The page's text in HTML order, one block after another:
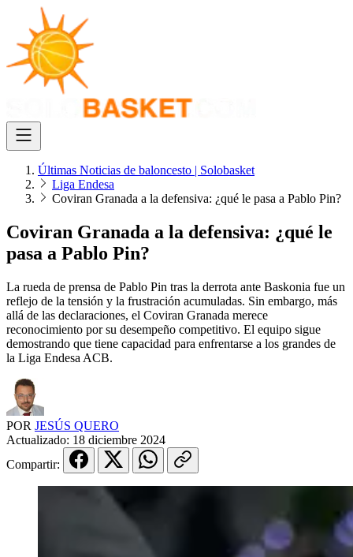
Últimas Noticias de baloncesto | Solobasket
Liga Endesa
Coviran Granada a la defensiva: ¿qué le pasa a Pablo Pin?
Coviran Granada a la defensiva: ¿qué le
pasa a Pablo Pin?
La rueda de prensa de Pablo Pin tras la derrota ante Baskonia fue un
reflejo de la tensión y la frustración acumuladas. Sin embargo, más
allá de las declaraciones, el Coviran Granada merece
reconocimiento por su desempeño competitivo. El equipo sigue
demostrando que tiene capacidad para enfrentarse a los grandes de
la Liga Endesa ACB.
POR JESÚS QUERO
Actualizado: 18 diciembre 2024
Compartir: